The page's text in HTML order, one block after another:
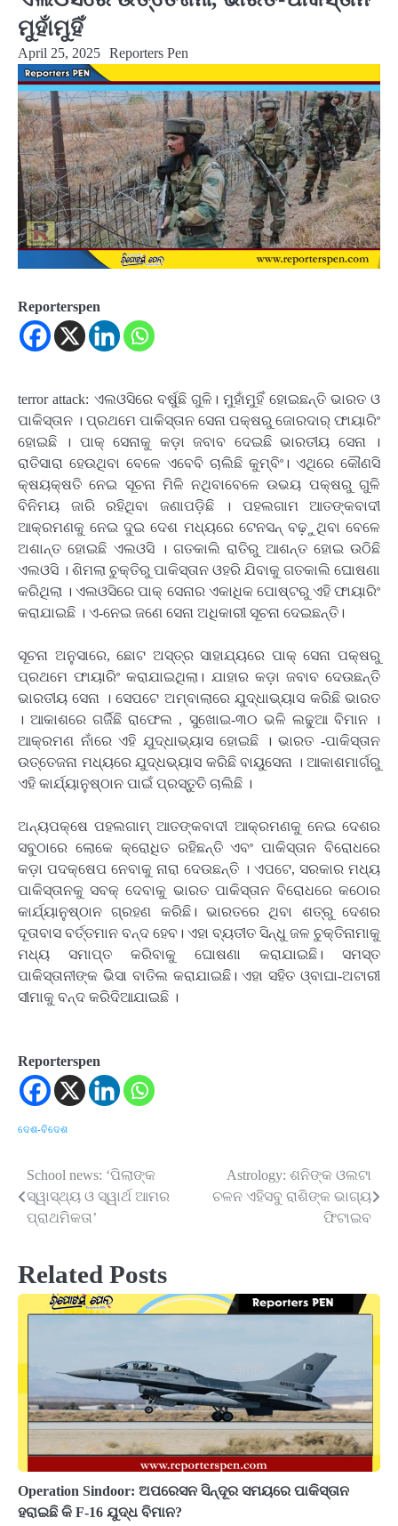
ମୁହାଁମୁହିଁ
April 25, 2025 Reporters Pen
Reporterspen
terror attack: ଏଲଓସିରେ ବର୍ଷୁଛି ଗୁଳି। ମୁହାଁମୁହିଁ ହୋଇଛନ୍ତି ଭାରତ ଓ
ପାକିସ୍ତାନ । ପ୍ରଥମେ ପାକିସ୍ତାନ ସେନା ପକ୍ଷରୁ ଜୋରଦାର୍ ଫାୟାରିଂ
ହୋଇଛି । ପାକ୍ ସେନାକୁ କଡ଼ା ଜବାବ ଦେଇଛି ଭାରତୀୟ ସେନା ।
ରାତିସାରା ହେଉଥିବା ବେଳେ ଏବେବି ଚାଲିଛି କୁମ୍ବିଂ। ଏଥିରେ କୌଣସି
କ୍ଷୟକ୍ଷତି ନେଇ ସୂଚନା ମିଳି ନଥିବାବେଳେ ଉଭୟ ପକ୍ଷରୁ ଗୁଳି
ବିନିମୟ ଜାରି ରହିଥିବା ଜଣାପଡ଼ିଛି । ପହଲଗାମ ଆତଙ୍କବାଦୀ
ଆକ୍ରମଣକୁ ନେଇ ଦୁଇ ଦେଶ ମଧ୍ୟରେ ଟେନସନ୍ ବଢ଼ୁଥିବା ବେଳେ
ଅଶାନ୍ତ ହୋଇଛି ଏଲଓସି । ଗତକାଲି ରାତିରୁ ଆଶନ୍ତ ହୋଇ ଉଠିଛି
ଏଲଓସି । ଶିମଲା ଚୁକ୍ତିରୁ ପାକିସ୍ତାନ ଓହରି ଯିବାକୁ ଗତକାଲି ଘୋଷଣା
କରିଥିଲା । ଏଲଓସିରେ ପାକ୍ ସେନାର ଏକାଧିକ ପୋଷ୍ଟରୁ ଏହି ଫାୟାରିଂ
କରାଯାଇଛି । ଏ-ନେଇ ଜଣେ ସେନା ଅଧିକାରୀ ସୂଚନା ଦେଇଛନ୍ତି।
ସୂଚନା ଅନୁସାରେ, ଛୋଟ ଅସ୍ତ୍ର ସାହାଯ୍ୟରେ ପାକ୍ ସେନା ପକ୍ଷରୁ
ପ୍ରଥମେ ଫାୟାରିଂ କରାଯାଇଥିଲା। ଯାହାର କଡ଼ା ଜବାବ ଦେଉଛନ୍ତି
ଭାରତୀୟ ସେନା । ସେପଟେ ଅମ୍ବାଲାରେ ଯୁଦ୍ଧାଭ୍ୟାସ କରିଛି ଭାରତ
। ଆକାଶରେ ଗର୍ଜିଛି ରାଫେଲ , ସୁଖୋଇ-୩୦ ଭଳି ଲଢୁଆ ବିମାନ ।
ଆକ୍ରମଣ ନାଁରେ ଏହି ଯୁଦ୍ଧାଭ୍ୟାସ ହୋଇଛି । ଭାରତ -ପାକିସ୍ତାନ
ଉତ୍ତେଜନା ମଧ୍ୟରେ ଯୁଦ୍ଧଭ୍ୟାସ କରିଛି ବାୟୁସେନା । ଆକାଶମାର୍ଗରୁ
ଏହି କାର୍ଯ୍ୟାନୁଷ୍ଠାନ ପାଇଁ ପ୍ରସ୍ତୁତି ଚାଲିଛି ।
ଅନ୍ୟପକ୍ଷେ ପହଲଗାମ୍ ଆତଙ୍କବାଦୀ ଆକ୍ରମଣକୁ ନେଇ ଦେଶର
ସବୁଠାରେ ଲୋକେ କ୍ରୋଧିତ ରହିଛନ୍ତି ଏବଂ ପାକିସ୍ତାନ ବିରୋଧରେ
କଡ଼ା ପଦକ୍ଷେପ ନେବାକୁ ନାରା ଦେଉଛନ୍ତି । ଏପଟେ, ସରକାର ମଧ୍ୟ
ପାକିସ୍ତାନକୁ ସବକ୍ ଦେବାକୁ ଭାରତ ପାକିସ୍ତାନ ବିରୋଧରେ କଠୋର
କାର୍ଯ୍ୟାନୁଷ୍ଠାନ ଗ୍ରହଣ କରିଛି। ଭାରତରେ ଥିବା ଶତ୍ରୁ ଦେଶର
ଦୂତାବାସ ବର୍ତ୍ତମାନ ବନ୍ଦ ହେବ। ଏହା ବ୍ୟତୀତ ସିନ୍ଧୁ ଜଳ ଚୁକ୍ତିନାମାକୁ
ମଧ୍ୟ ସମାପ୍ତ କରିବାକୁ ଘୋଷଣା କରାଯାଇଛି। ସମସ୍ତ
ପାକିସ୍ତାନୀଙ୍କ ଭିସା ବାତିଲ କରାଯାଇଛି। ଏହା ସହିତ ଓ୍ବାଘା-ଅଟାରୀ
ସୀମାକୁ ବନ୍ଦ କରିଦିଆଯାଇଛି ।
Reporterspen
ଦେଶ-ବିଦେଶ
Post
navigation
School news: ‘ପିଲାଙ୍କ
ସ୍ୱାସ୍ଥ୍ୟ ଓ ସ୍ୱାର୍ଥ ଆମର
ପ୍ରାଥମିକତା’
Astrology: ଶନିଙ୍କ ଓଲଟା
ଚଳନ ଏହିସବୁ ରାଶିଙ୍କ ଭାଗ୍ୟ
ଫିଟାଇବ
Related Posts
Operation Sindoor: ଅପରେସନ ସିନ୍ଦୂର ସମୟରେ ପାକିସ୍ତାନ
ହରାଇଛି କି F-16 ଯୁଦ୍ଧ ବିମାନ?